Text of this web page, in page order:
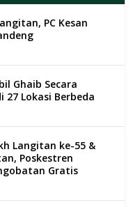
PC Kesan
Ghaib Secara
27 Lokasi Berbeda
Langitan ke-55 &
Poskestren
Gratis